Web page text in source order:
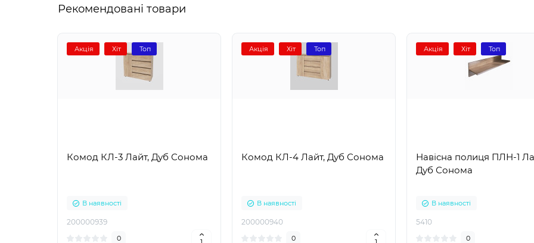
Рекомендовані товари
Акція Хіт Топ
Комод КЛ-3 Лайт, Дуб Сонома
В наявності
200000939
0
Акція Хіт Топ
Комод КЛ-4 Лайт, Дуб Сонома
В наявності
200000940
0
Акція Хіт Топ
Навісна полиця ПЛН-1
Дуб Сонома
В наявності
5410
0